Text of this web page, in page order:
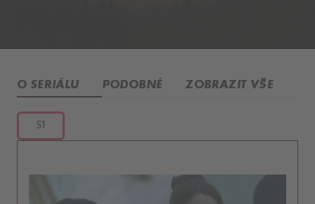
O SERIÁLU PODOBNÉ ZOBRAZIT VŠE
S1